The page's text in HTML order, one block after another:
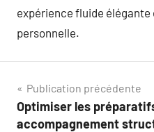
expérience fluide
personnelle.
Navigation
de
Publication précédente
Optimiser les
accompagnement